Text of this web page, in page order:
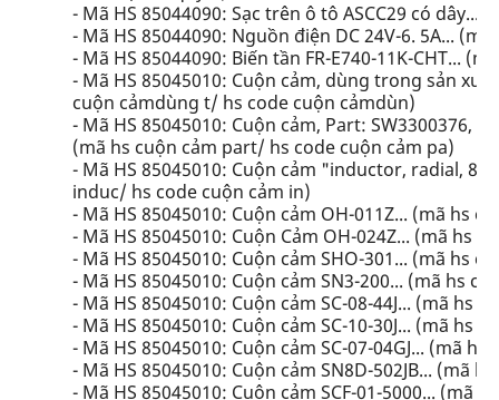
- Mã HS 85044090: Sạc trên ô tô ASCC29 có
- Mã HS 85044090: Nguồn điện DC 24V-6. 5A...
- Mã HS 85044090: Biến tần FR-E740-11K-CHT...
- Mã HS 85045010: Cuộn cảm, dùng trong sản
cuộn cảmdùng t/ hs code cuộn cảmdùn)
- Mã HS 85045010: Cuộn cảm, Part: SW3300376,
(mã hs cuộn cảm part/ hs code cuộn cảm pa)
- Mã HS 85045010: Cuộn cảm "inductor, radial,
induc/ hs code cuộn cảm in)
- Mã HS 85045010: Cuộn cảm OH-011Z... (mã hs
- Mã HS 85045010: Cuộn Cảm OH-024Z... (mã hs
- Mã HS 85045010: Cuộn cảm SHO-301... (mã hs
- Mã HS 85045010: Cuộn cảm SN3-200... (mã hs
- Mã HS 85045010: Cuộn cảm SC-08-44J... (mã hs
- Mã HS 85045010: Cuộn cảm SC-10-30J... (mã hs
- Mã HS 85045010: Cuộn cảm SC-07-04GJ... (mã
- Mã HS 85045010: Cuộn cảm SN8D-502JB... (mã
- Mã HS 85045010: Cuộn cảm SCF-01-5000... (mã